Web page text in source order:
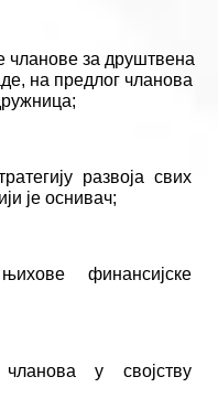
чланове за друштвена
на предлог чланова
развоја свих
је оснивач;
финансијске
у својству